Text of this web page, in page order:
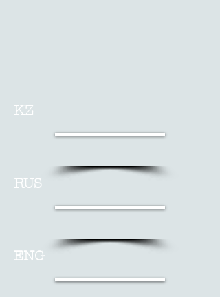
KZ
RUS
ENG